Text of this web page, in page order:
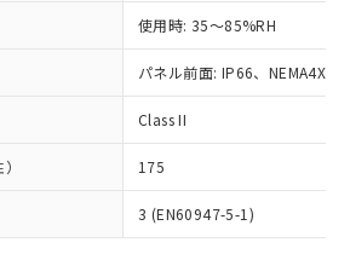
使用時: 35～85%RH
パネル前面: IP66、NEMA4X,
Class II
175
3 (EN60947-5-1)
況および標準価格結果を当社の
承諾なく第三者に漏洩または開
ーツ機能（部品リスト作成サー
をご利用いただくには、I-Web
ズにご登録されている必要が
。
が当ウェブサイト上で当社にご
れた部品リストについて、当社
社の共同利用者が、当社の製
月
り替え状況などにより、予定
ことがあります。
明書ダウンロード
物質（10物質）のすべてが基
ることを示します。
の使用状況下において有害物
えいし、環境に深刻な影響を
数を意味します。
認です。当社販売部門へお問
い。
、上記1、2および3の内容を当
者に通知します。また当社は、
および販売に係わる関係者が違
出するおそれがある場合は、取
いたしません。
注生産機種、また在庫状況の
報を公開していない機種